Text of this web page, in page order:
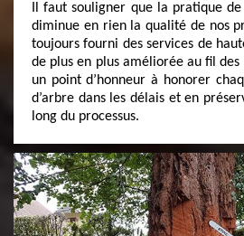
Il faut souligner que la pratique
diminue en rien la qualité de nos
toujours fourni des services de
de plus en plus améliorée au fil des
un point d’honneur à honorer
d’arbre dans les délais et en
long du processus.